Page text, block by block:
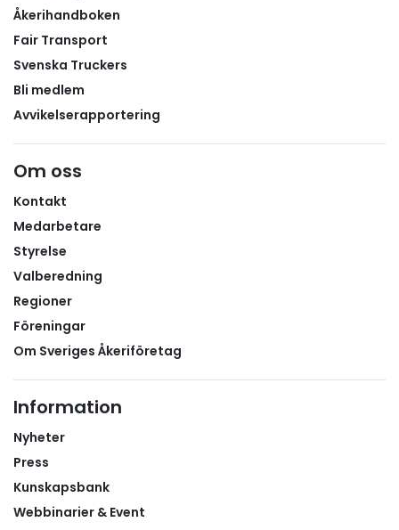
Åkerihandboken
Fair Transport
Svenska Truckers
Bli medlem
Avvikelserapportering
Om oss
Kontakt
Medarbetare
Styrelse
Valberedning
Regioner
Föreningar
Om Sveriges Åkeriföretag
Information
Nyheter
Press
Kunskapsbank
Webbinarier & Event